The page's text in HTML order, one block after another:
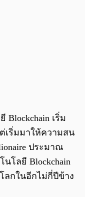
เริ่ม
เริ่มมาให้ความสน
ประมาณ
นโลยี Blockchain
ลกในอีกไม่กี่ปีข้าง